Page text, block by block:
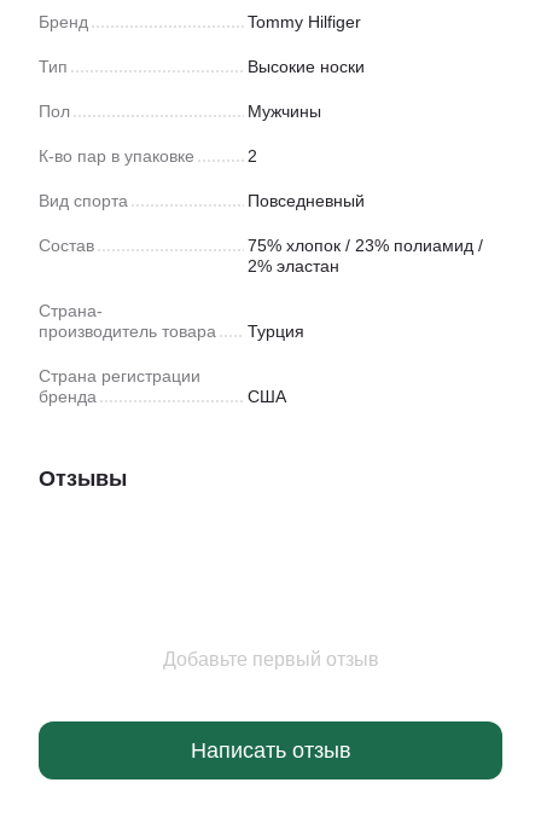
Бренд Tommy Hilfiger
Тип Высокие носки
Пол Мужчины
К-во пар в упаковке 2
Вид спорта Повседневный
Состав
75% хлопок / 23% полиамид /
2% эластан
Страна-
производитель товара
Турция
Страна регистрации
бренда
США
Отзывы
Добавьте первый отзыв
Написать отзыв